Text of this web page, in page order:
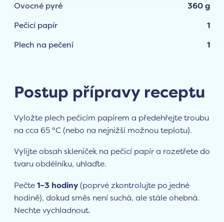
Ovocné pyré
360 g
Pečicí papír
1
Plech na pečení
1
Postup přípravy receptu
Vyložte plech pečicím papírem a předehřejte troubu
na cca 65 °C (nebo na nejnižší možnou teplotu).
Vylijte obsah skleniček na pečicí papír a rozetřete do
tvaru obdélníku, uhlaďte.
Pečte 1–3 hodiny (poprvé zkontrolujte po jedné
hodině), dokud směs není suchá, ale stále ohebná.
Nechte vychladnout.